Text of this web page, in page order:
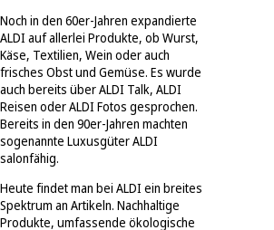
Noch in den 60er-Jahren expandierte
ALDI auf allerlei Produkte, ob Wurst,
Käse, Textilien, Wein oder auch
frisches Obst und Gemüse. Es wurde
auch bereits über ALDI Talk, ALDI
Reisen oder ALDI Fotos gesprochen.
Bereits in den 90er-Jahren machten
sogenannte Luxusgüter ALDI
salonfähig.
Heute findet man bei ALDI ein breites
Spektrum an Artikeln. Nachhaltige
Produkte, umfassende ökologische